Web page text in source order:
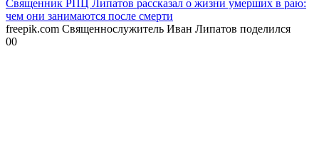
Священник РПЦ Липатов рассказал о жизни умерших в раю:
чем они занимаются после смерти
freepik.com Священнослужитель Иван Липатов поделился
00